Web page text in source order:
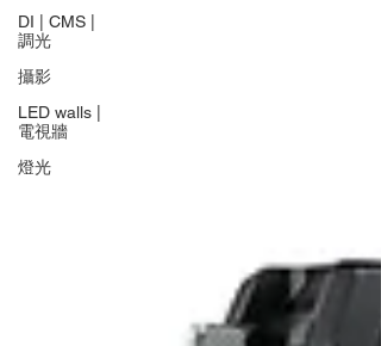
DI | CMS |
調光
攝影
LED walls |
電視牆
燈光